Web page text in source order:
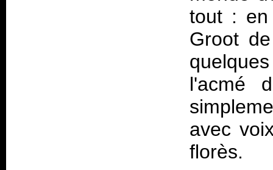
tout : en
Groot
l'acmé
avec
florès.